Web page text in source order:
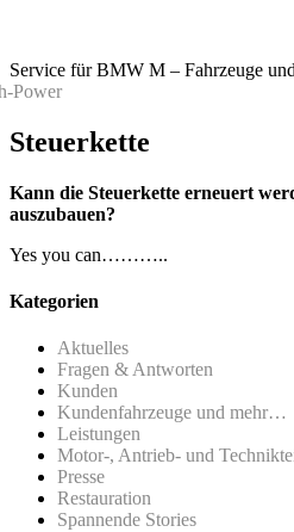
Service für BMW M – Fahrzeuge
Steuerkette
Kann die Steuerkette erneuert
auszubauen?
Yes you can………..
Kategorien
Aktuelles
Fragen & Antworten
Kunden
Kundenfahrzeuge und mehr…
Leistungen
Motor-, Antrieb- und
Presse
Restauration
Spannende Stories